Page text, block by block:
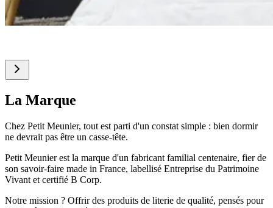
La Marque
Chez Petit Meunier, tout est parti d'un constat simple : bien dormir
ne devrait pas être un casse-tête.
Petit Meunier est la marque d'un fabricant familial centenaire, fier de
son savoir-faire made in France, labellisé Entreprise du Patrimoine
Vivant et certifié B Corp.
Notre mission ? Offrir des produits de literie de qualité, pensés pour